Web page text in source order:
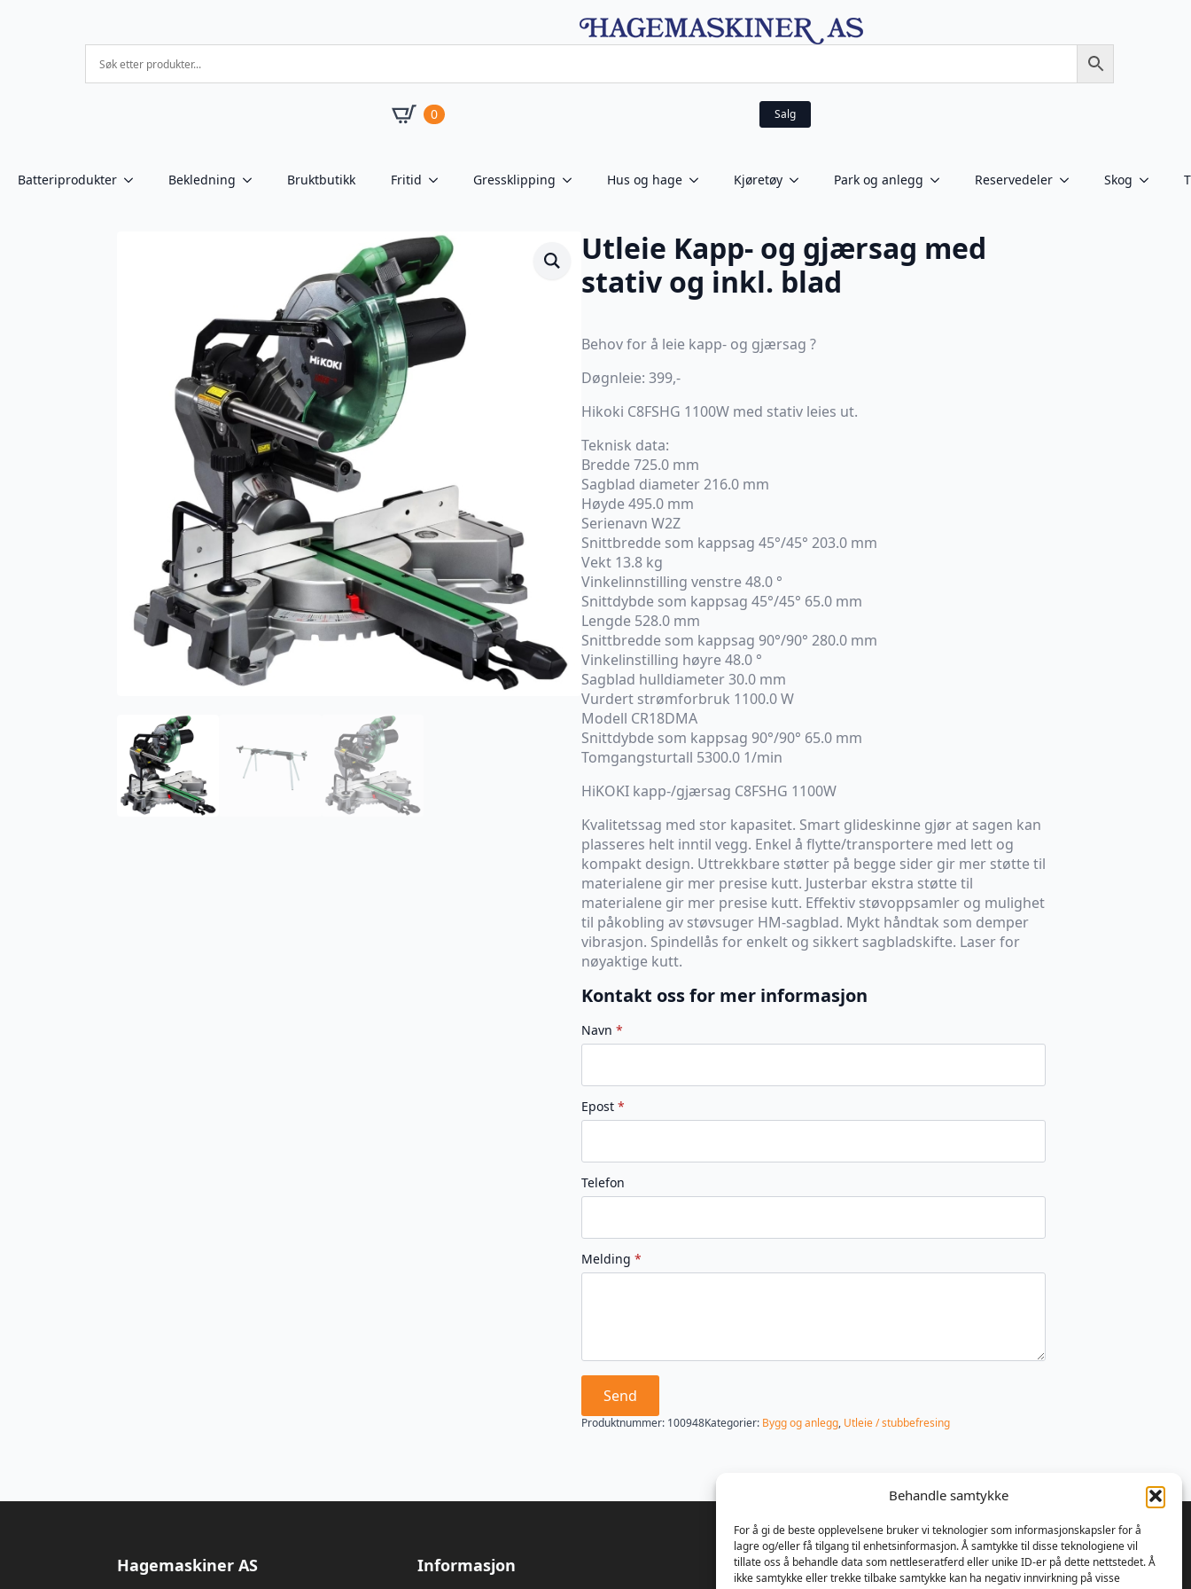
Behandle samtykke
For å gi de beste opplevelsene bruker vi teknologier som informasjonskapsler for å
lagre og/eller få tilgang til enhetsinformasjon. Å samtykke til disse teknologiene vil
tillate oss å behandle data som nettleseratferd eller unike ID-er på dette nettstedet. Å
ikke samtykke eller trekke tilbake samtykke kan ha negativ innvirkning på visse
0 Salg
Batteriprodukter Bekledning Bruktbutikk Fritid Gressklipping Hus og hage Kjøretøy Park og anlegg Reservedeler Skog
Utleie Kapp- og gjærsag med
stativ og inkl. blad
Behov for å leie kapp- og gjærsag ?
Døgnleie: 399,-
Hikoki C8FSHG 1100W med stativ leies ut.
Teknisk data:
Bredde 725.0 mm
Sagblad diameter 216.0 mm
Høyde 495.0 mm
Serienavn W2Z
Snittbredde som kappsag 45°/45° 203.0 mm
Vekt 13.8 kg
Vinkelinnstilling venstre 48.0 °
Snittdybde som kappsag 45°/45° 65.0 mm
Lengde 528.0 mm
Snittbredde som kappsag 90°/90° 280.0 mm
Vinkelinstilling høyre 48.0 °
Sagblad hulldiameter 30.0 mm
Vurdert strømforbruk 1100.0 W
Modell CR18DMA
Snittdybde som kappsag 90°/90° 65.0 mm
Tomgangsturtall 5300.0 1/min
HiKOKI kapp-/gjærsag C8FSHG 1100W
Kvalitetssag med stor kapasitet. Smart glideskinne gjør at sagen kan
plasseres helt inntil vegg. Enkel å flytte/transportere med lett og
kompakt design. Uttrekkbare støtter på begge sider gir mer støtte til
materialene gir mer presise kutt. Justerbar ekstra støtte til
materialene gir mer presise kutt. Effektiv støvoppsamler og mulighet
til påkobling av støvsuger HM-sagblad. Mykt håndtak som demper
vibrasjon. Spindellås for enkelt og sikkert sagbladskifte. Laser for
nøyaktige kutt.
Kontakt oss for mer informasjon
Navn *
Epost *
Telefon
Melding *
Send
Produktnummer: 100948Kategorier: Bygg og anlegg, Utleie / stubbefresing
Hagemaskiner AS Informasjon Om oss